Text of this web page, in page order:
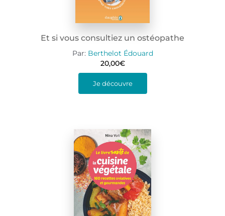
Et si vous consultiez un ostéopathe
Par: Berthelot Édouard
20,00€
Je découvre